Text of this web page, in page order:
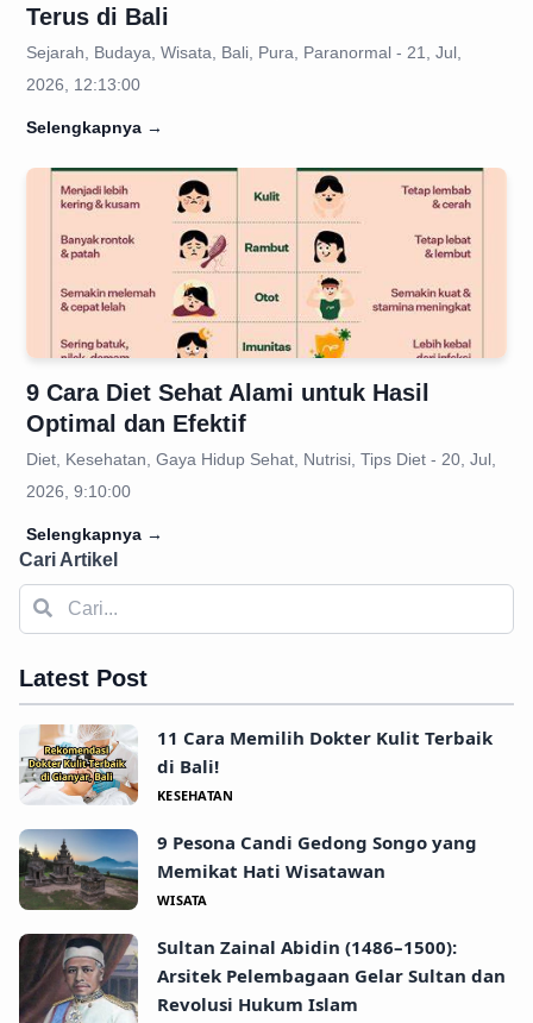
Terus di Bali
Sejarah, Budaya, Wisata, Bali, Pura, Paranormal - 21, Jul,
2026, 12:13:00
Selengkapnya →
9 Cara Diet Sehat Alami untuk Hasil
Optimal dan Efektif
Diet, Kesehatan, Gaya Hidup Sehat, Nutrisi, Tips Diet - 20, Jul,
2026, 9:10:00
Selengkapnya →
Cari Artikel
Latest Post
11 Cara Memilih Dokter Kulit Terbaik
di Bali!
KESEHATAN
9 Pesona Candi Gedong Songo yang
Memikat Hati Wisatawan
WISATA
Sultan Zainal Abidin (1486–1500):
Arsitek Pelembagaan Gelar Sultan dan
Revolusi Hukum Islam